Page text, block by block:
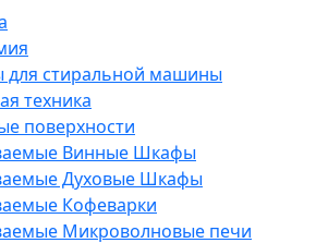
для стиральной машины
техника
поверхности
Винные Шкафы
Духовые Шкафы
Кофеварки
Микроволновые печи